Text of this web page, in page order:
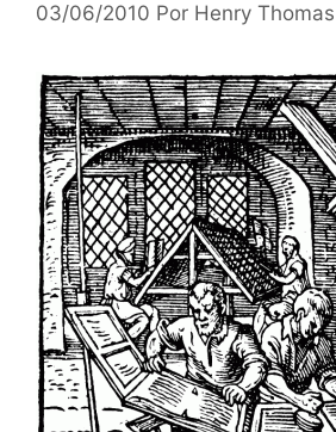
03/06/2010 Por Henry Thomas